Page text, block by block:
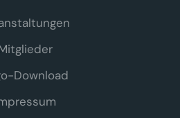
Download